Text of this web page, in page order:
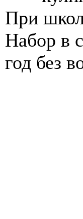
При
Набор в
год без